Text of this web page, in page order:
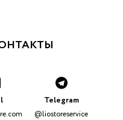
Telegram
@liostoreservice